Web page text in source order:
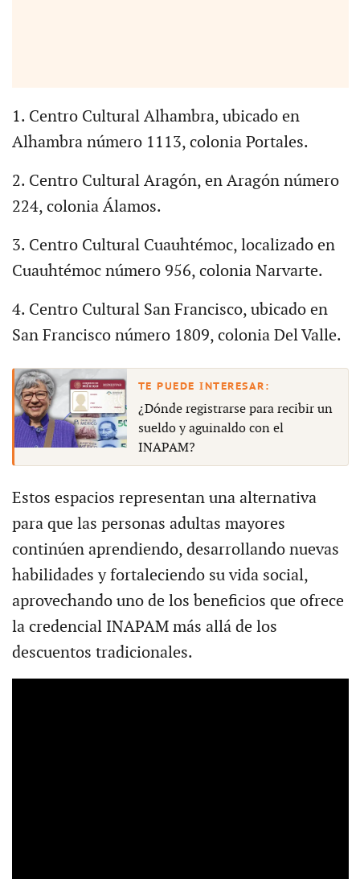
1. Centro Cultural Alhambra, ubicado en
Alhambra número 1113, colonia Portales.
2. Centro Cultural Aragón, en Aragón número
224, colonia Álamos.
3. Centro Cultural Cuauhtémoc, localizado en
Cuauhtémoc número 956, colonia Narvarte.
4. Centro Cultural San Francisco, ubicado en
San Francisco número 1809, colonia Del Valle.
¿Dónde registrarse para recibir un
sueldo y aguinaldo con el
INAPAM?
Estos espacios representan una alternativa
para que las personas adultas mayores
continúen aprendiendo, desarrollando nuevas
habilidades y fortaleciendo su vida social,
aprovechando uno de los beneficios que ofrece
la credencial INAPAM más allá de los
descuentos tradicionales.